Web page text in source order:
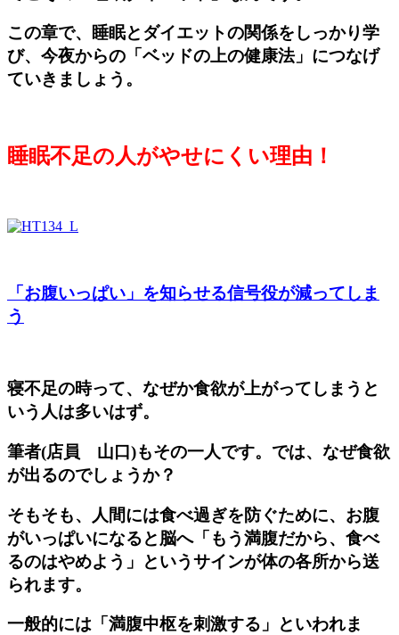
この章で、睡眠とダイエットの関係をしっかり学
び、今夜からの「ベッドの上の健康法」につなげ
ていきましょう。
睡眠不足の人がやせにくい理由！
「お腹いっぱい」を知らせる信号役が減ってしま
う
寝不足の時って、なぜか食欲が上がってしまうと
いう人は多いはず。
筆者(店員 山口)もその一人です。では、なぜ食欲
が出るのでしょうか？
そもそも、人間には食べ過ぎを防ぐために、お腹
がいっぱいになると脳へ「もう満腹だから、食べ
るのはやめよう」というサインが体の各所から送
られます。
一般的には「満腹中枢を刺激する」といわれま